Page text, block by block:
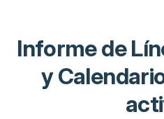
Informe de
y